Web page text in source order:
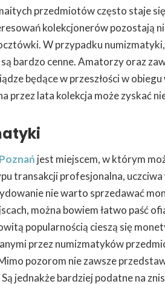
przedmiotów często staje
kolekcjonerów pozostają
W przypadku
bardzo cenne. Amatorzy oraz
będące w przeszłości w obiegu
przez lata kolekcja może zyskać
jest miejscem, w którym
transakcji profesjonalna,
nie warto sprzedawać
można bowiem łatwo paść
popularnością cieszą się
przez numizmatyków
pozorom nie zawsze
jednakże bardziej podatne na